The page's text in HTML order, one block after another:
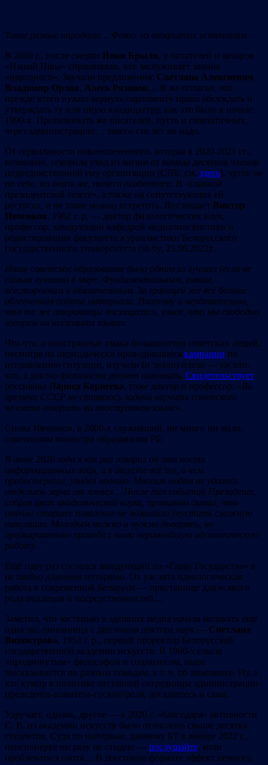
Такие разные народные… Фото из открытых источников
В 2006 г., после смерти Янки Брыля, у читателей и авторов
«Нашай Нівы» спрашивали, кто заслуживает звания
«народного». Звучали предложения: Светлана Алексиевич,
Владимир Орлов, Алесь Рязанов… Я же полагал, что
прежде всего нужно вернуть парламенту право обсуждать и
утверждать ту или иную кандидатуру, как это было в начале
1990-х. Проталкивать же писателей, пусть и симпатичных,
через администрацию… такого cто лет не надо.
От сервильности новоиспеченного, которая в 2020-2021 гг.,
возможно, ускорила уход из жизни от ковида десятков членов
подведомственной ему организации (СПБ; см. здесь), чуток не
по себе, но опять же, ничего особенного. В «главной
президентской газете», а также на сопутствующих ей
ресурсах, и не такое можно встретить. Вот вещает Виктор
Ивченков, 1962 г. р. — доктор филологических наук,
профессор, заведующий кафедрой медиалингвистики и
редактирования факультета журналистики Белорусского
государственного университета (sb.by, 25.06.2022):
Наше советское образование было одним из лучших (если не
самым лучшим) в мире. Фундаментальным, емким,
всесторонним и обязательным. За границей же всё больше
облегченная подача материала. Поэтому и неудивительно,
что те же американцы восхищались, узнав, что мы свободно
говорим на нескольких языках.
Что-что, а иностранные языки большинство советских людей,
несмотря на периодически проводившиеся кампании по
исправлению ситуации, изучали (и знали) плохо — уж кто-
кто, а доктор филологии должен понимать. Свидетельствует
россиянка Лариса Корнеева, тоже доктор и профессор: «Во
времена СССР не ставилось задачи научить советского
человека говорить на иностранном языке».
Снова Ивченков, в 2000-х служивший, ни много ни мало,
советником министра образования РБ:
В июне 2020 года я как раз говорил об опасности
информационных войн, а в августе всё то, о чем
предостерегал, увидел воочию. Многим людям не удалось
отделить зерна от плевел… После тех событий Президент,
собрав цвет академической науки, правильно сказал, что
именно старшее поколение не позволило упустить сложную
ситуацию. Молодым можно и нужно доверять, но
предварительно проведя с ними огромнейшую идеологическую
работу.
Ещё пару раз сослался заведующий на «Главу Государства» в
не шибко длинном интервью. Ох уж энта идеологическая
работа в современной Беларуси — пристанище для всякого
рода подлецов и посредственностей…
Заметил, что частенько в здешних медиа начала мелькать ещё
одна экс-чиновница с дипломом доктора наук — Светлана
Винокурова, 1953 г. р., первый проректор Белорусской
государственной академии искусств. В 1980-х слыла
«продвинутым» философом и социологом, ныне
высказывается по разным поводам, в т. ч. об экономике. Ну, а
кто кумир в политике отставной сотрудницы администрации-
президента-комитета-госконтроля, догадаетесь и сами.
Удручает, однако, другое — в 2020 г. «благодаря» активности
С. В. из академии искусств было отчислено свыше десятка
студентов. Судя по интервью, данному БТ в январе 2022 г.,
пенсионерке ни разу не стыдно — послушайте, коли
проблеваться охота… В текстовом формате эффект немного